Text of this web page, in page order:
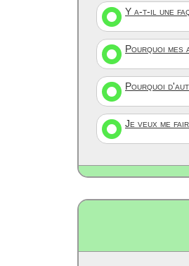
Y a-t-il une
Pourquoi mes
Pourquoi
Je veux me